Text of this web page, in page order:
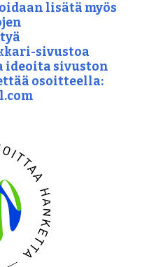
lisätä myös
sivustoa
ideoita sivuston
osoitteella: